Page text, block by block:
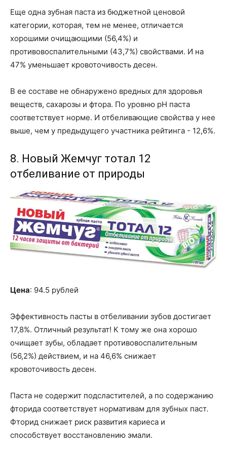
Еще одна зубная паста из бюджетной ценовой
категории, которая, тем не менее, отличается
хорошими очищающими (56,4%) и
противовоспалительными (43,7%) свойствами. И на
47% уменьшает кровоточивость десен.
В ее составе не обнаружено вредных для здоровья
веществ, сахарозы и фтора. По уровню pH паста
соответствует норме. И отбеливающие свойства у нее
выше, чем у предыдущего участника рейтинга - 12,6%.
8. Новый Жемчуг тотал 12
отбеливание от природы
Цена: 94.5 рублей
Эффективность пасты в отбеливании зубов достигает
17,8%. Отличный результат! К тому же она хорошо
очищает зубы, обладает противовоспалительным
(56,2%) действием, и на 46,6% снижает
кровоточивость десен.
Паста не содержит подсластителей, а по содержанию
фторида соответствует нормативам для зубных паст.
Фторид снижает риск развития кариеса и
способствует восстановлению эмали.